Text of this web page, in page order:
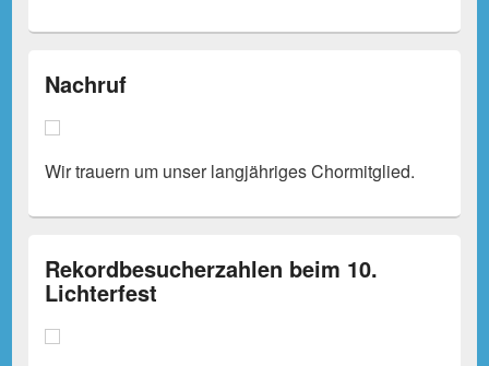
Nachruf
Wir trauern um unser langjähriges Chormitglied.
Rekordbesucherzahlen beim 10.
Lichterfest